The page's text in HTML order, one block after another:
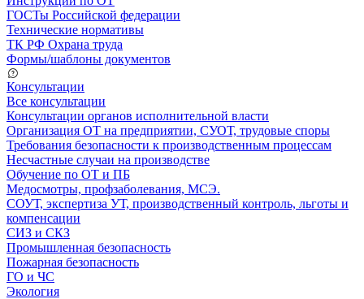
ГОСТы Российской федерации
Технические нормативы
ТК РФ Охрана труда
Формы/шаблоны документов
Консультации
Все консультации
Консультации органов исполнительной власти
Организация ОТ на предприятии, СУОТ, трудовые споры
Требования безопасности к производственным процессам
Несчастные случаи на производстве
Обучение по ОТ и ПБ
Медосмотры, профзаболевания, МСЭ.
СОУТ, экспертиза УТ, производственный контроль, льготы и
компенсации
СИЗ и СКЗ
Промышленная безопасность
Пожарная безопасность
ГО и ЧС
Экология